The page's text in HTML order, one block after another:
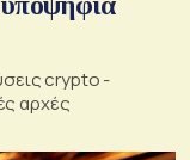
crypto -
αρχές